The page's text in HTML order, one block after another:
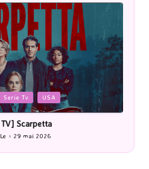
Posted
in
by